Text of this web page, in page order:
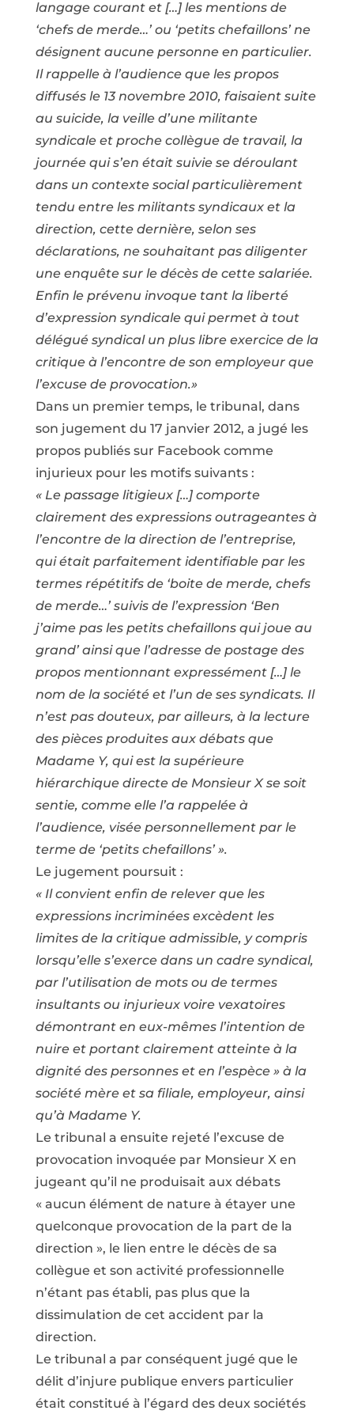
langage courant et […] les mentions de
‘chefs de merde…’ ou ‘petits chefaillons’ ne
désignent aucune personne en particulier.
Il rappelle à l’audience que les propos
diffusés le 13 novembre 2010, faisaient suite
au suicide, la veille d’une militante
syndicale et proche collègue de travail, la
journée qui s’en était suivie se déroulant
dans un contexte social particulièrement
tendu entre les militants syndicaux et la
direction, cette dernière, selon ses
déclarations, ne souhaitant pas diligenter
une enquête sur le décès de cette salariée.
Enfin le prévenu invoque tant la liberté
d’expression syndicale qui permet à tout
délégué syndical un plus libre exercice de la
critique à l’encontre de son employeur que
l’excuse de provocation.»
Dans un premier temps, le tribunal, dans
son jugement du 17 janvier 2012, a jugé les
propos publiés sur Facebook comme
injurieux pour les motifs suivants :
« Le passage litigieux […] comporte
clairement des expressions outrageantes à
l’encontre de la direction de l’entreprise,
qui était parfaitement identifiable par les
termes répétitifs de ‘boite de merde, chefs
de merde…’ suivis de l’expression ‘Ben
j’aime pas les petits chefaillons qui joue au
grand’ ainsi que l’adresse de postage des
propos mentionnant expressément […] le
nom de la société et l’un de ses syndicats. Il
n’est pas douteux, par ailleurs, à la lecture
des pièces produites aux débats que
Madame Y, qui est la supérieure
hiérarchique directe de Monsieur X se soit
sentie, comme elle l’a rappelée à
l’audience, visée personnellement par le
terme de ‘petits chefaillons’ ».
Le jugement poursuit :
« Il convient enfin de relever que les
expressions incriminées excèdent les
limites de la critique admissible, y compris
lorsqu’elle s’exerce dans un cadre syndical,
par l’utilisation de mots ou de termes
insultants ou injurieux voire vexatoires
démontrant en eux-mêmes l’intention de
nuire et portant clairement atteinte à la
dignité des personnes et en l’espèce » à la
société mère et sa filiale, employeur, ainsi
qu’à Madame Y.
Le tribunal a ensuite rejeté l’excuse de
provocation invoquée par Monsieur X en
jugeant qu’il ne produisait aux débats
« aucun élément de nature à étayer une
quelconque provocation de la part de la
direction », le lien entre le décès de sa
collègue et son activité professionnelle
n’étant pas établi, pas plus que la
dissimulation de cet accident par la
direction.
Le tribunal a par conséquent jugé que le
délit d’injure publique envers particulier
était constitué à l’égard des deux sociétés